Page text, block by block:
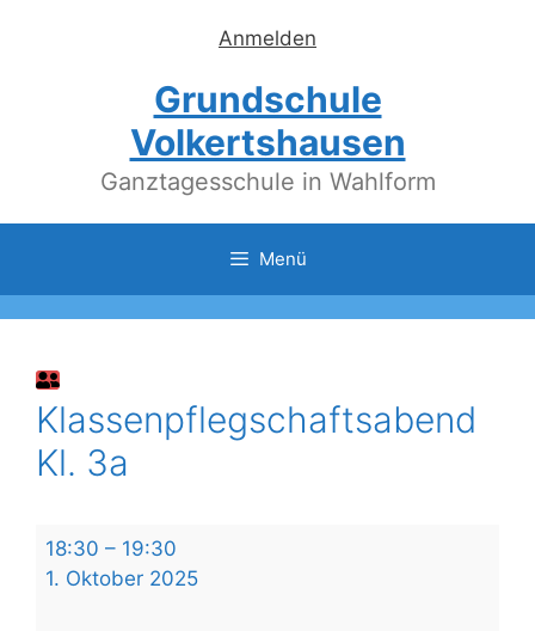
Anmelden
Grundschule
Volkertshausen
Ganztagesschule in Wahlform
Menü
Klassenpflegschaftsabend
Kl. 3a
Klassenpflegschaftsabend
Kl.
18:30 – 19:30
1. Oktober 2025